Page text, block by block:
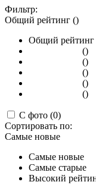
Фильтр:
Общий рейтинг ()
Общий рейтинг
()
()
()
()
()
С фото (0)
Сортировать по:
Самые новые
Самые новые
Самые старые
Высокий